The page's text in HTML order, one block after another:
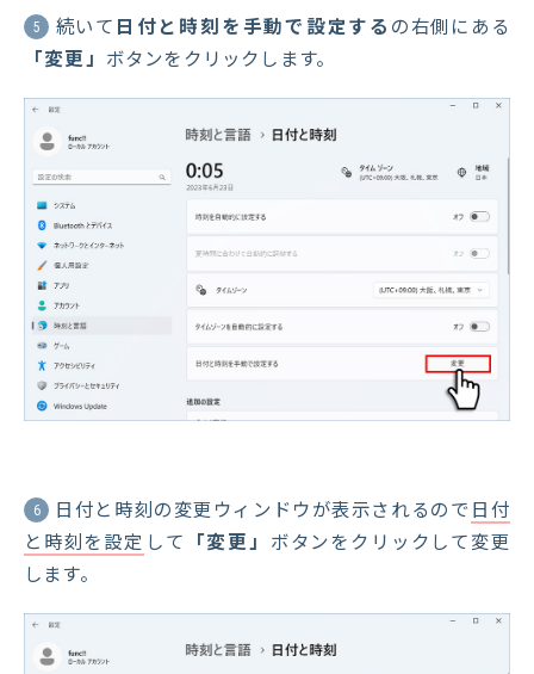
5 続いて 日付と時刻を手動で設定する の右側にある
「変更」 ボタンをクリックします。
6 日付と時刻の変更ウィンドウが表示されるので日付
と時刻を設定 して 「変更」 ボタンをクリックして変更
します。